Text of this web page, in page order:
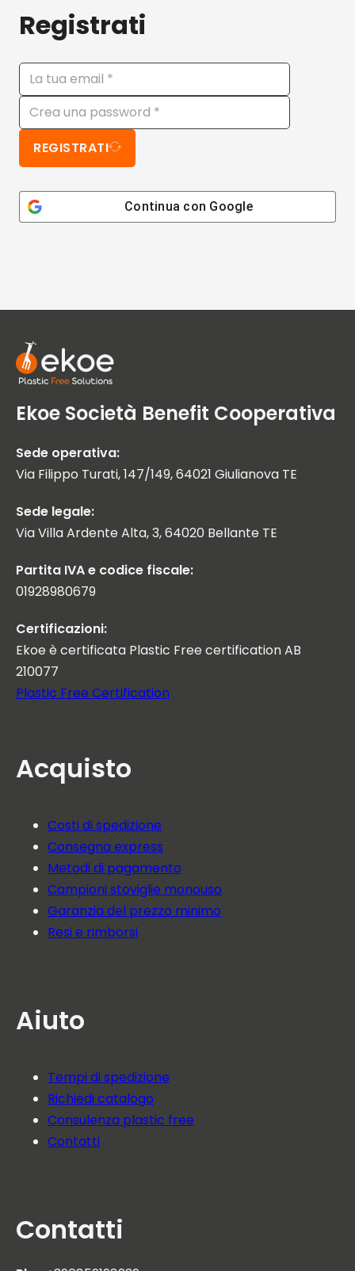
Registrati
REGISTRATI
Continua con Google
Ekoe Società Benefit Cooperativa
Sede operativa:
Via Filippo Turati, 147/149, 64021 Giulianova TE
Sede legale:
Via Villa Ardente Alta, 3, 64020 Bellante TE
Partita IVA e codice fiscale:
01928980679
Certificazioni:
Ekoe è certificata Plastic Free certification AB
210077
Plastic Free Certification
Acquisto
Costi di spedizione
Consegna express
Metodi di pagamento
Campioni stoviglie monouso
Garanzia del prezzo minimo
Resi e rimborsi
Aiuto
Tempi di spedizione
Richiedi catalogo
Consulenza plastic free
Contatti
Contatti